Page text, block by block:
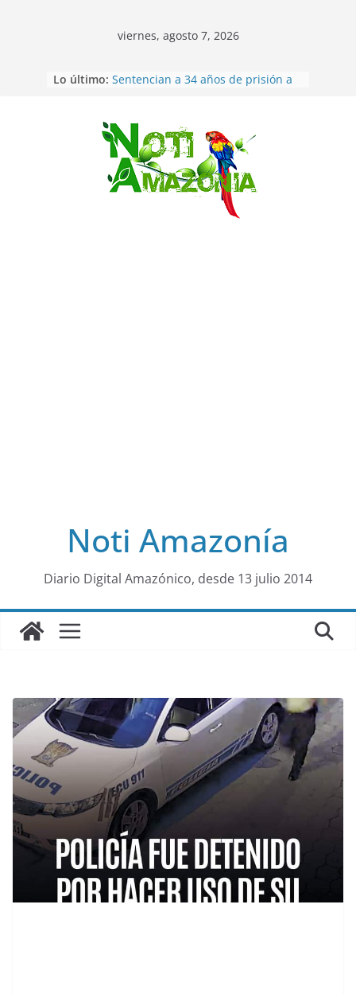
Saltar
al
viernes, agosto 7, 2026
Lo último: desaparecidos fueron encontrados
implicados en caso de Alison,
oriunda de Tena
Vozinha, el arquero sensación de
cabo Verde, ya llegó para
incorporarse a Colo Colo de Chile
Pastaza: la parroquia Diez de
Noti Amazonía
Diario Digital Amazónico, desde 13 julio 2014